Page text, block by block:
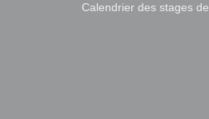
Calendrier des stages